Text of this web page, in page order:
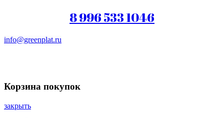
8 996 533 1046
info@greenplat.ru
Корзина покупок
закрыть